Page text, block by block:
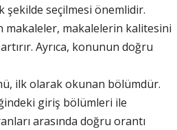
şekilde seçilmesi önemlidir.
makaleler, makalelerin kalitesini
Ayrıca, konunun doğru
ilk olarak okunan bölümdür.
giriş bölümleri ile
arasında doğru orantı